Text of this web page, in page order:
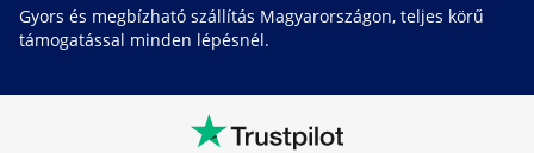
Gyors és megbízható szállítás Magyarországon, teljes körű
támogatással minden lépésnél.